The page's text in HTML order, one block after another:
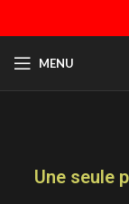
MENU
Une seule